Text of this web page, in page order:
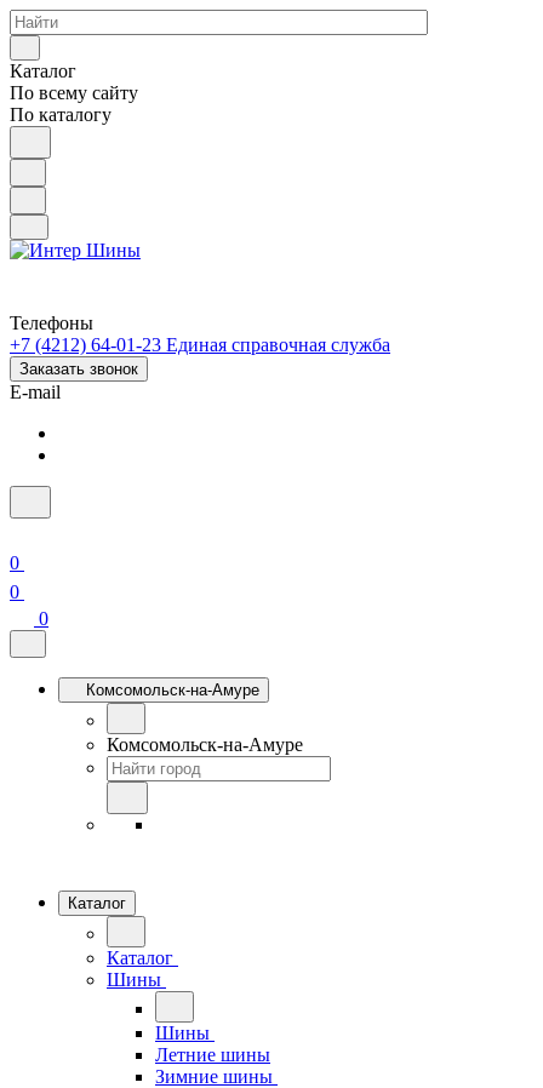
Каталог
По всему сайту
По каталогу
Телефоны
+7 (4212) 64-01-23 Единая справочная служба
Заказать звонок
E-mail
0
0
0
Комсомольск-на-Амуре
Комсомольск-на-Амуре
Каталог
Каталог
Шины
Шины
Летние шины
Зимние шины